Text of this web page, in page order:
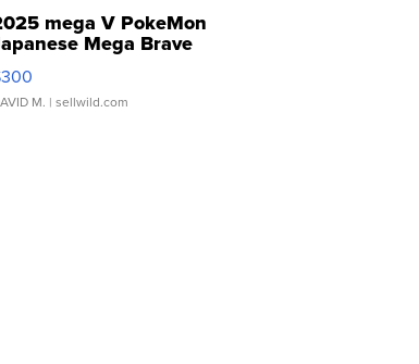
mega V PokeMon
Mega Brave
063 Super Rare H...
M. | sellwild.com